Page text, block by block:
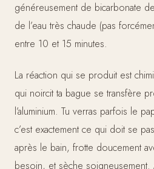
généreusement de bicarbonate
de l’eau très chaude (pas
entre 10 et 15 minutes.
La réaction qui se produit est
qui noircit ta bague se transfère
l’aluminium. Tu verras parfois le
c’est exactement ce qui doit se
après le bain, frotte doucement
besoin, et sèche soigneusement.